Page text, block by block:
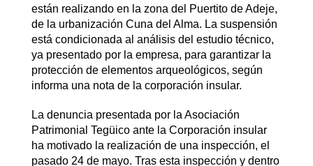
están realizando en la zona del Puertito de Adeje,
de la urbanización Cuna del Alma. La suspensión
está condicionada al análisis del estudio técnico,
ya presentado por la empresa, para garantizar la
protección de elementos arqueológicos, según
informa una nota de la corporación insular.
La denuncia presentada por la Asociación
Patrimonial Tegüico ante la Corporación insular
ha motivado la realización de una inspección, el
pasado 24 de mayo. Tras esta inspección y dentro